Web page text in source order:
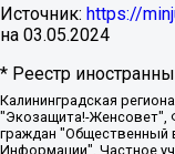
Источник: https://
на 03.05.2024
* Реестр
Калининградская региональная общественная организация "Экозащита!-Женсовет", Фонд содействия защите прав и свобод граждан "Общественный вердикт", Фонд "Институт Развития Свободы Информации", Частное учреждение "Информационное агентство МЕМО. РУ", Региональная общественная организация "Общественная комиссия по сохранению наследия академика Сахарова", Фонд поддержки свободы прессы, Санкт-Петербургская общественная правозащитная организация "Гражданский контроль", Межрегиональная общественная организация "Информационно-просветительский центр "Мемориал", Региональный Фонд "Центр Защиты Прав Средств Массовой Информации", с 05.12.2023 Фонд "Центр Защиты Прав Средств массовой информации", Региональная общественная благотворительная организация помощи беженцам и мигрантам "Гражданское содействие", Негосударственное образовательное учреждение дополнительного профессионального образования (повышение квалификации) специалистов "АКАДЕМИЯ ПО ПРАВАМ ЧЕЛОВЕКА", Свердловская региональная общественная организация "Сутяжник", Автономная некоммерческая организация "Центр независимых социологических исследований", Союз общественных объединений "Российский исследовательский центр по правам человека", Региональное общественное учреждение научно-информационный центр "МЕМОРИАЛ", Некоммерческая организация "Фонд защиты гласности", Автономная некоммерческая организация "Институт прав человека", Городская общественная организация "Екатеринбургское общество "МЕМОРИАЛ", Городская общественная организация "Рязанское историко-просветительское и правозащитное общество "Мемориал" (Рязанский Мемориал), Челябинский региональный орган общественной самодеятельности – женское общественное объединение "Женщины Евразии", Челябинский региональный орган общественной самодеятельности "Уральская правозащитная группа", Фонд содействия защите здоровья и социальной справедливости имени Андрея Рылькова, Автономная Некоммерческая Организация "Аналитический Центр Юрия Левады", Автономная некоммерческая организация социальной поддержки населения "Проект Апрель", Региональная общественная организация помощи женщинам и детям, находящимся в кризисной ситуации "Информационно-методический центр "Анна", Фонд содействия развитию массовых коммуникаций и правовому просвещению "Так-так-Так", Фонд содействия устойчивому развитию "Серебряная тайга", Свердловский региональный общественный фонд социальных проектов "Новое время", "Idel.Реалии", Кавказ.Реалии, Крым.Реалии, Телеканал Настоящее Время, Татаро-башкирская служба Радио Свобода (Azatliq Radiosi), Радио Свободная Европа/Радио Свобода (PCE/PC), "Сибирь.Реалии", "Фактограф", Благотворительный фонд помощи осужденным и их семьям, Автономная некоммерческая организация "Институт глобализации и социальных движений", Фонд "В защиту прав заключенных", Частное учреждение "Центр поддержки и содействия развитию средств массовой информации", Пензенский региональный общественный благотворительный фонд "Гражданский союз", "Север.Реалии", Некоммерческая организация Фонд "Правовая инициатива", Общество с ограниченной ответственностью "Радио Свободная Европа/Радио Свобода", Чешское информационное агентство "MEDIUM-ORIENT", Красноярская региональная общественная организация "Мы против СПИДа", Камалягин Денис Николаевич, Маркелов Сергей Евгеньевич, Пономарев Лев Александрович, Савицкая Людмила Алексеевна, Автономная некоммерческая организация "Центр по работе с проблемой насилия "НАСИЛИЮ.НЕТ", Межрегиональный профессиональный союз работников здравоохранения "Альянс врачей", Юридическое лицо, зарегистрированное в Латвийской Республике, SIA "Medusa Project" (регистрационный номер 40103797863, дата регистрации 10.06.2014), Некоммерческая организация "Фонд по борьбе с коррупцией", Автономная некоммерческая организация "Институт права и публичной политики", Баданин Роман Сергеевич, Гликин Максим Александрович, Железнова Мария Михайловна, Лукьянова Юлия Сергеевна, Маетная Елизавета Витальевна, Маняхин Петр Борисович, Чуракова Ольга Владимировна, Ярош Юлия Петровна, Юридическое лицо "The Insider SIA", зарегистрированное в Риге, Латвийская Республика (дата регистрации 26.06.2015), являющееся администратором доменного имени